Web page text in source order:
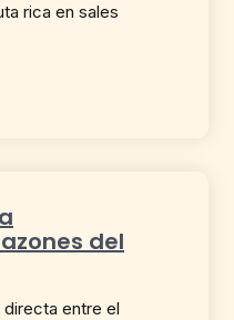
rica en sales
del
directa entre el